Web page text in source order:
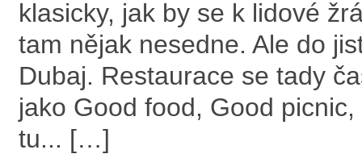
klasicky, jak by se k lidové
tam nějak nesedne. Ale do
Dubaj. Restaurace se tady
jako Good food, Good
tu... […]